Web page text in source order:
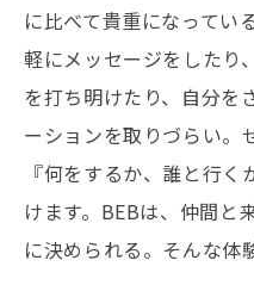
に比べて貴重になってい
軽にメッセージをしたり
を打ち明けたり、自分を
ーションを取りづらい。
『何をするか、誰と行
けます。BEBは、仲間と
に決められる。そんな体